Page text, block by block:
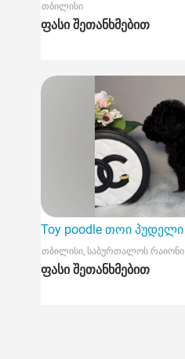
თბილისი
ფასი შეთანხმებით
Toy poodle თოი პუდელი
თბილისი, საბურთალოს რაიონი
ფასი შეთანხმებით